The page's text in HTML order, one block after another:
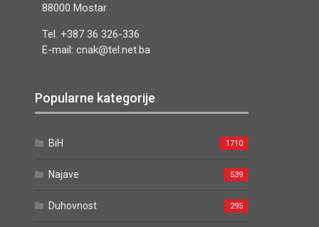
88000 Mostar
Tel. +387 36 326-336
E-mail: cnak@tel.net.ba
Popularne kategorije
BiH 1710
Najave 539
Duhovnost 295